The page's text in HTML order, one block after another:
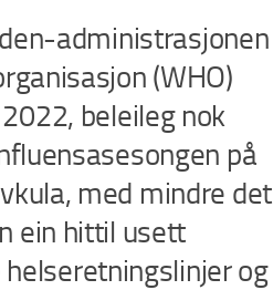
administrasjonen
(WHO)
beleileg nok
på
med mindre det
ein hittil usett
og